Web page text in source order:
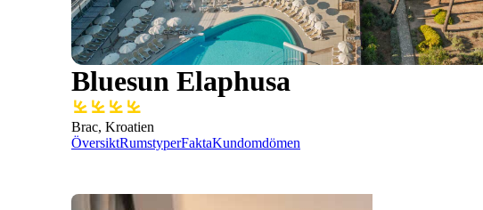
Bluesun Elaphusa
Brac, Kroatien
ÖversiktRumstyperFaktaKundomdömen